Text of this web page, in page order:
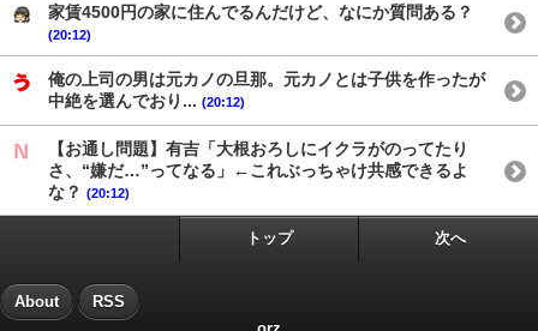
家賃4500円の家に住んでるんだけど、なにか質問ある？
(20:12)
俺の上司の男は元カノの旦那。元カノとは子供を作ったが
中絶を選んでおり... (20:12)
【お通し問題】有吉「大根おろしにイクラがのってたり
さ、“嫌だ…”ってなる」←これぶっちゃけ共感できるよ
な？ (20:12)
トップ 次へ
About RSS